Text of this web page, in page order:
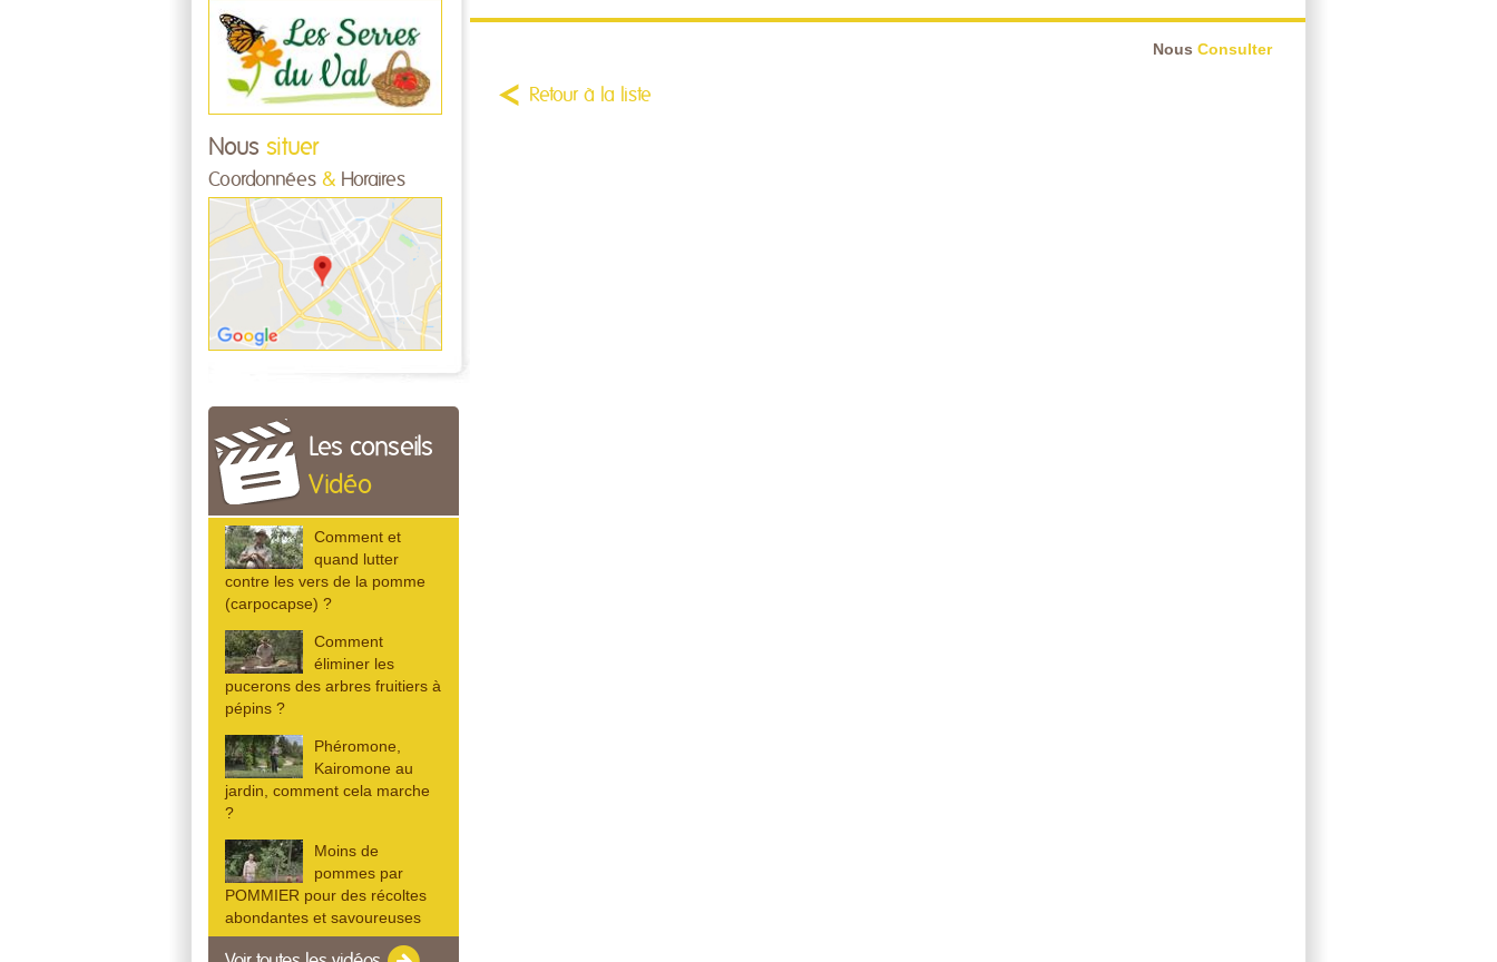
Nous situer
Coordonnées & Horaires
Les conseils
Vidéo
Comment et
quand lutter
contre les vers de la pomme
(carpocapse) ?
Comment
éliminer les
pucerons des arbres fruitiers à
pépins ?
Phéromone,
Kairomone au
jardin, comment cela marche
?
Moins de
pommes par
POMMIER pour des récoltes
abondantes et savoureuses
Nous Consulter
Retour à la liste